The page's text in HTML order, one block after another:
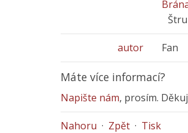
autor Fan
Máte více informací?
Napište nám, prosím.
Nahoru · Zpět · Tisk